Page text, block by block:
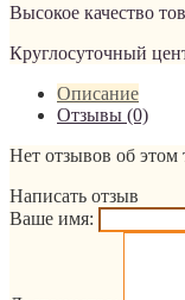
Высокое качество
Круглосуточный
Описание
Отзывы (0)
Нет отзывов об этом
Написать отзыв
Ваше имя: